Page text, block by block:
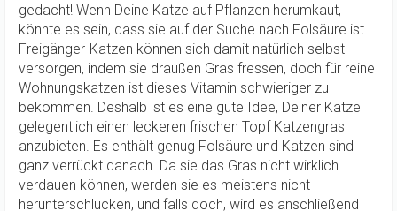
gedacht! Wenn Deine Katze auf Pflanzen herumkaut,
könnte es sein, dass sie auf der Suche nach Folsäure ist.
Freigänger-Katzen können sich damit natürlich selbst
versorgen, indem sie draußen Gras fressen, doch für reine
Wohnungskatzen ist dieses Vitamin schwieriger zu
bekommen. Deshalb ist es eine gute Idee, Deiner Katze
gelegentlich einen leckeren frischen Topf Katzengras
anzubieten. Es enthält genug Folsäure und Katzen sind
ganz verrückt danach. Da sie das Gras nicht wirklich
verdauen können, werden sie es meistens nicht
herunterschlucken, und falls doch, wird es anschließend